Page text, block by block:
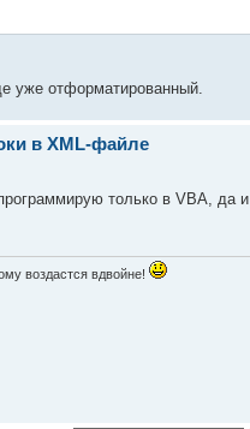
уже отформатированный.
в XML-файле
только в VBA, да
воздастся вдвойне!